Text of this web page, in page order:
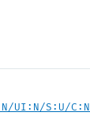
UI:N/S:U/